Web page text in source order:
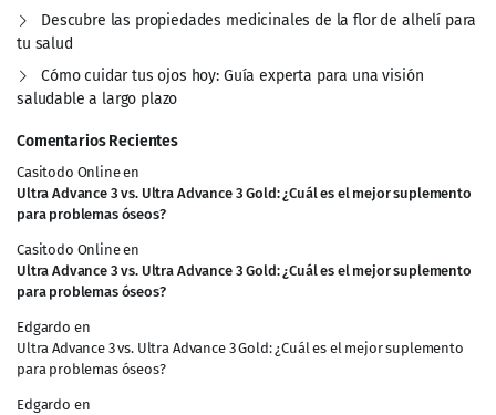
Descubre las propiedades medicinales de la flor de alhelí para
tu salud
Cómo cuidar tus ojos hoy: Guía experta para una visión
saludable a largo plazo
Comentarios Recientes
Casitodo Onlineen
Ultra Advance 3 vs. Ultra Advance 3 Gold: ¿Cuál es el mejor suplemento
para problemas óseos?
Casitodo Onlineen
Ultra Advance 3 vs. Ultra Advance 3 Gold: ¿Cuál es el mejor suplemento
para problemas óseos?
Edgardo en
Ultra Advance 3 vs. Ultra Advance 3 Gold: ¿Cuál es el mejor suplemento
para problemas óseos?
Edgardo en